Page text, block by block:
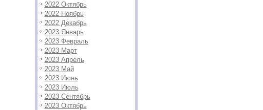
2022 Октябрь
2022 Ноябрь
2022 Декабрь
2023 Январь
2023 Февраль
2023 Март
2023 Апрель
2023 Май
2023 Июнь
2023 Июль
2023 Сентябрь
2023 Октябрь